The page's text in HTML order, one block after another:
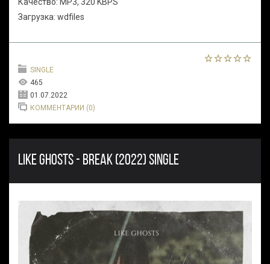
Загрузка: wdfiles
SINGLE
465
01.07.2022
КОММЕНТАРИИ (0)
LIKE GHOSTS - BREAK (2022) SINGLE